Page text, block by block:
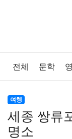
전체 문학
법률
보건 질병
여행
세종 쌍류
명소